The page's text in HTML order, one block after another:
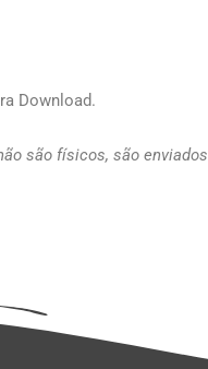
Download.
são físicos, são enviados